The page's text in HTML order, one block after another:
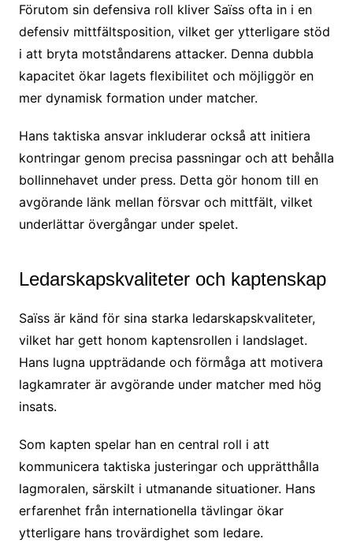
Förutom sin defensiva roll kliver Saïss ofta in i en
defensiv mittfältsposition, vilket ger ytterligare stöd
i att bryta motståndarens attacker. Denna dubbla
kapacitet ökar lagets flexibilitet och möjliggör en
mer dynamisk formation under matcher.
Hans taktiska ansvar inkluderar också att initiera
kontringar genom precisa passningar och att behålla
bollinnehavet under press. Detta gör honom till en
avgörande länk mellan försvar och mittfält, vilket
underlättar övergångar under spelet.
Ledarskapskvaliteter och kaptenskap
Saïss är känd för sina starka ledarskapskvaliteter,
vilket har gett honom kaptensrollen i landslaget.
Hans lugna uppträdande och förmåga att motivera
lagkamrater är avgörande under matcher med hög
insats.
Som kapten spelar han en central roll i att
kommunicera taktiska justeringar och upprätthålla
lagmoralen, särskilt i utmanande situationer. Hans
erfarenhet från internationella tävlingar ökar
ytterligare hans trovärdighet som ledare.